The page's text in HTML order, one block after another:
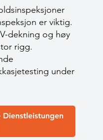
er viktig.
dekning og høy
rigg.
under
Dienstleistungen